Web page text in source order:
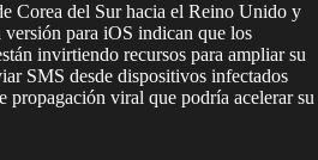
Corea del Sur hacia el Reino Unido y
para iOS indican que los
invirtiendo recursos para ampliar su
SMS desde dispositivos infectados
propagación viral que podría acelerar su